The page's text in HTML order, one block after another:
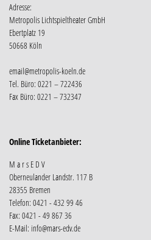
Adresse:
Metropolis Lichtspieltheater GmbH
Ebertplatz 19
50668 Köln
email@metropolis-koeln.de
Tel. Büro: 0221 – 722436
Fax Büro: 0221 – 732347
Online Ticketanbieter:
M a r s E D V
Oberneulander Landstr. 117 B
28355 Bremen
Telefon: 0421 - 432 99 46
Fax: 0421 - 49 867 36
E-Mail: info@mars-edv.de